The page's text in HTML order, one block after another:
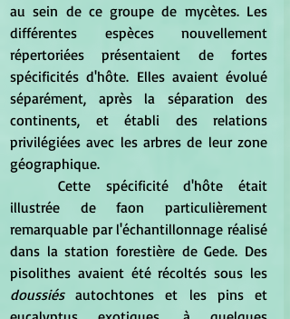
au sein de ce groupe de mycètes. Les
différentes espèces nouvellement
répertoriées présentaient de fortes
spécificités d'hôte. Elles avaient évolué
séparément, après la séparation des
continents, et établi des relations
privilégiées avec les arbres de leur zone
géographique.
illustrée de faon particulièrement
remarquable par l'échantillonnage réalisé
dans la station forestière de Gede. Des
doussiés autochtones et les pins et